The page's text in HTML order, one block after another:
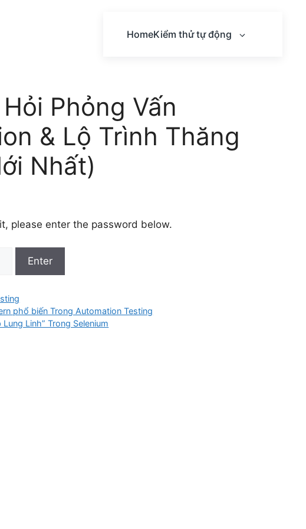
HomeKiểm thử tự động
Phỏng Vấn
& Lộ Trình Thăng
Nhất)
please enter the password below.
phổ biến Trong Automation Testing
Linh” Trong Selenium